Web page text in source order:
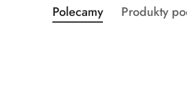
Pomiń karuzelę produktów
Produkty
o
Polecamy
Produkty
Produkty